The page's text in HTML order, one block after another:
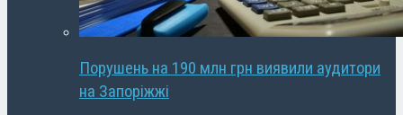
Порушень на 190 млн грн виявили аудитори
на Запоріжжі